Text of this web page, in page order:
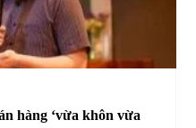
hàng ‘vừa khôn vừa